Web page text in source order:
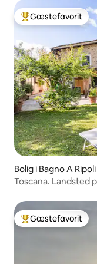
Bedste
Gæstefavorit
Bolig i Bagno A Ripoli
Toscana. Landsted
Bedste gæstefavorit
Gæstefavorit